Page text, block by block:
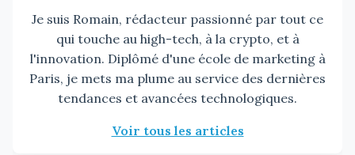
Je suis Romain, rédacteur passionné par tout ce
qui touche au high-tech, à la crypto, et à
l'innovation. Diplômé d'une école de marketing à
Paris, je mets ma plume au service des dernières
tendances et avancées technologiques.
Voir tous les articles